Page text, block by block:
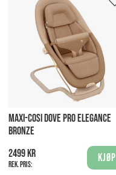
MAXI-COSI DOVE PRO ELEGANCE
BRONZE
2499 kr
Rek. pris:
Kjøp